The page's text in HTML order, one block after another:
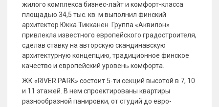
жилого комплекса бизнес-лайт и комфорт-класса
площадью 34,5 тыс. кв. м выполнил финский
архитектор Юкка Тикканен. Группа «Аквилон»
привлекла известного европейского градостроителя,
сделав ставку на авторскую скандинавскую
архитектурную концепцию, традиционное финское
качество и европейский уровень комфорта.
ЖК «RIVER PARK» состоит 5-ти секций высотой в 7, 10
и 11 этажей. В нем спроектированы квартиры
разнообразной панировки, от студий до евро-